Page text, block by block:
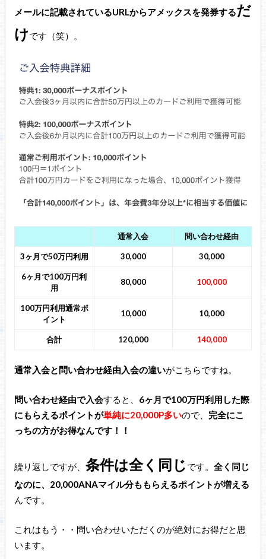
メールに記載されているURLからアメックスを発券するだ
けです（笑）。
通常入会 問い合わせ経由
3ヶ月で50万円利用 30,000 30,000
6ヶ月で100万円利
用
80,000 100,000
100万円利用通常ポ
イント
10,000 10,000
合計 120,000 140,000
通常入会と問い合わせ経由入会の違いがこちらですね。
問い合わせ経由で入会すると、 6ヶ月で100万円利用した際
にもらえるポイントが単純に20,000P多いので、 完全にこ
っちの方がお得なんです！！
繰り返しですが、 条件は全く同じ です。 全く同じ
なのに、20,000ANAマイル分ももらえるポイントが増える
んです。
これはもう・・問い合わせいただくのが絶対にお得だと思
います。